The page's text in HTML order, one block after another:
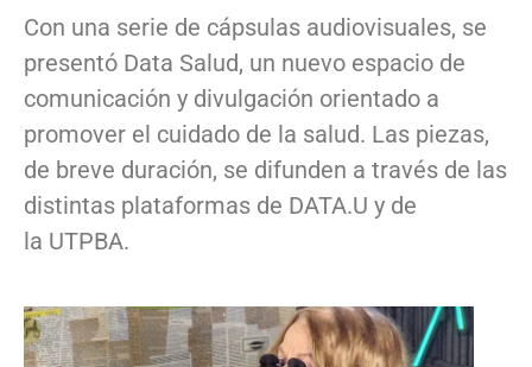
Con una serie de cápsulas audiovisuales, se
presentó Data Salud, un nuevo espacio de
comunicación y divulgación orientado a
promover el cuidado de la salud. Las piezas,
de breve duración, se difunden a través de las
distintas plataformas de DATA.U y de
la UTPBA.